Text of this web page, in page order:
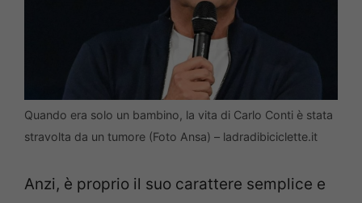
Quando era solo un bambino, la vita di Carlo Conti è stata
stravolta da un tumore (Foto Ansa) – ladradibiciclette.it
Anzi, è proprio il suo carattere semplice e